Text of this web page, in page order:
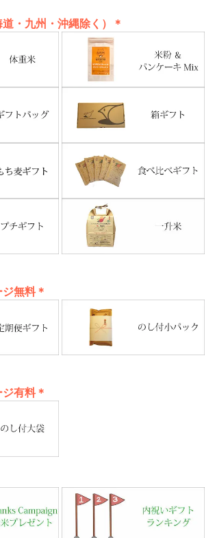
・九州・沖縄除く）＊
無料＊
有料＊